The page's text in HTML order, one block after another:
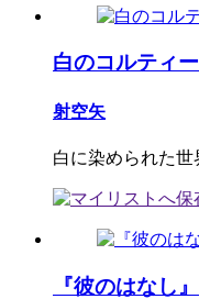
白のコルティ
射空矢
白に染められた世
『彼のはなし』